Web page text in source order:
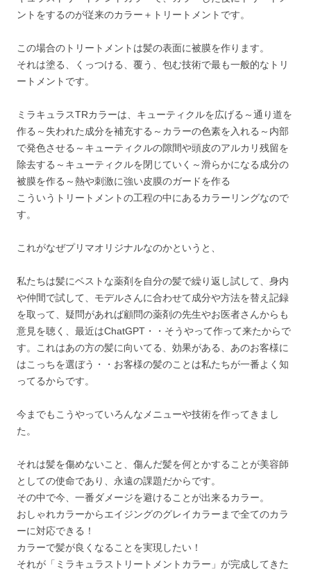
ントをするのが従来のカラー＋トリートメントです。
この場合のトリートメントは髪の表面に被膜を作ります。
それは塗る、くっつける、覆う、包む技術で最も一般的なトリ
ートメントです。
ミラキュラスTRカラーは、キューティクルを広げる～通り道を
作る～失われた成分を補充する～カラーの色素を入れる～内部
で発色させる～キューティクルの隙間や頭皮のアルカリ残留を
除去する～キューティクルを閉じていく～滑らかになる成分の
被膜を作る～熱や刺激に強い皮膜のガードを作る
こういうトリートメントの工程の中にあるカラーリングなので
す。
これがなぜプリマオリジナルなのかというと、
私たちは髪にベストな薬剤を自分の髪で繰り返し試して、身内
や仲間で試して、モデルさんに合わせて成分や方法を替え記録
を取って、疑問があれば顧問の薬剤の先生やお医者さんからも
意見を聴く、最近はChatGPT・・そうやって作って来たからで
す。これはあの方の髪に向いてる、効果がある、あのお客様に
はこっちを選ぼう・・お客様の髪のことは私たちが一番よく知
ってるからです。
今までもこうやっていろんなメニューや技術を作ってきまし
た。
それは髪を傷めないこと、傷んだ髪を何とかすることが美容師
としての使命であり、永遠の課題だからです。
その中で今、一番ダメージを避けることが出来るカラー。
おしゃれカラーからエイジングのグレイカラーまで全てのカラ
ーに対応できる！
カラーで髪が良くなることを実現したい！
それが「ミラキュラストリートメントカラー」が完成してきた